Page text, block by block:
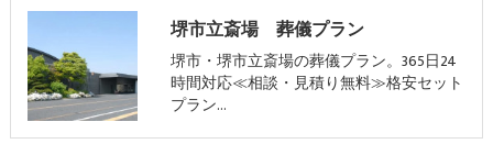
堺市立斎場 葬儀プラン
堺市・堺市立斎場の葬儀プラン。365日24
時間対応≪相談・見積り無料≫格安セット
プラン…